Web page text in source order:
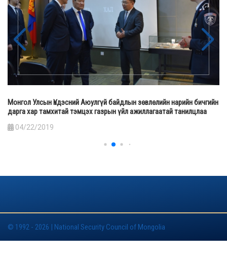
Монгол Улсын Үндэсний Аюулгүй байдлын зөвлөлийн нарийн бичгийн
дарга хар тамхитай тэмцэх газрын үйл ажиллагаатай танилцлаа
04/22/2019
© 1992 - 2026 | National Security Council of Mongolia